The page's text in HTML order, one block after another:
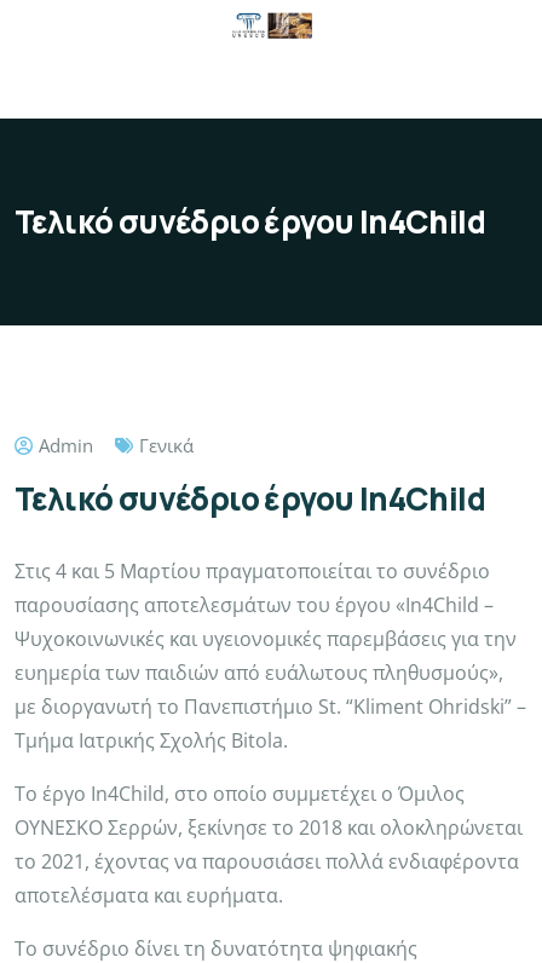
Τελικό συνέδριο έργου In4Child
Admin Γενικά
Τελικό συνέδριο έργου In4Child
Στις 4 και 5 Μαρτίου πραγματοποιείται το συνέδριο
παρουσίασης αποτελεσμάτων του έργου «In4Child –
Ψυχοκοινωνικές και υγειονομικές παρεμβάσεις για την
ευημερία των παιδιών από ευάλωτους πληθυσμούς»,
με διοργανωτή το Πανεπιστήμιο St. “Kliment Ohridski” –
Τμήμα Ιατρικής Σχολής Bitola.
Το έργο In4Child, στο οποίο συμμετέχει ο Όμιλος
ΟΥΝΕΣΚΟ Σερρών, ξεκίνησε το 2018 και ολοκληρώνεται
το 2021, έχοντας να παρουσιάσει πολλά ενδιαφέροντα
αποτελέσματα και ευρήματα.
Το συνέδριο δίνει τη δυνατότητα ψηφιακής